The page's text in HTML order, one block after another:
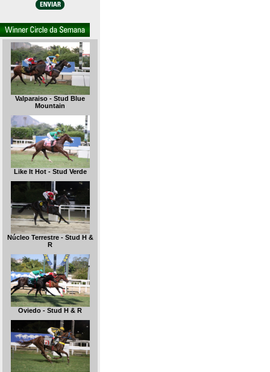
Valparaiso - Stud Blue
Mountain
Like It Hot - Stud Verde
Núcleo Terrestre - Stud H &
R
Oviedo - Stud H & R